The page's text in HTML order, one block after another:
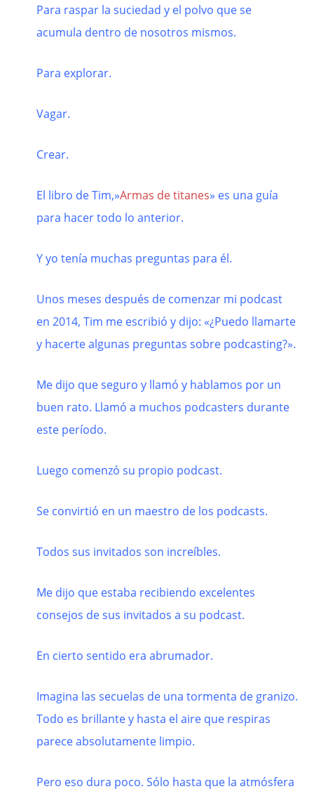
Para raspar la suciedad y el polvo que se
acumula dentro de nosotros mismos.
Para explorar.
Vagar.
Crear.
El libro de Tim,»Armas de titanes» es una guía
para hacer todo lo anterior.
Y yo tenía muchas preguntas para él.
Unos meses después de comenzar mi podcast
en 2014, Tim me escribió y dijo: «¿Puedo llamarte
y hacerte algunas preguntas sobre podcasting?».
Me dijo que seguro y llamó y hablamos por un
buen rato. Llamó a muchos podcasters durante
este período.
Luego comenzó su propio podcast.
Se convirtió en un maestro de los podcasts.
Todos sus invitados son increíbles.
Me dijo que estaba recibiendo excelentes
consejos de sus invitados a su podcast.
En cierto sentido era abrumador.
Imagina las secuelas de una tormenta de granizo.
Todo es brillante y hasta el aire que respiras
parece absolutamente limpio.
Pero eso dura poco. Sólo hasta que la atmósfera